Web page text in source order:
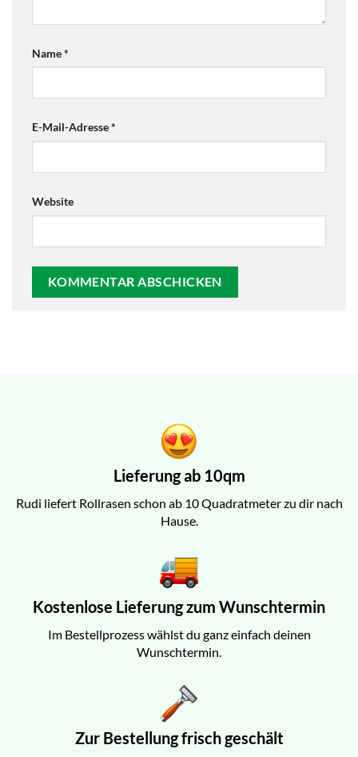
Name*
E-Mail-Adresse*
Website
Lieferung ab 10qm
Rudi liefert Rollrasen schon ab 10 Quadratmeter zu dir nach
Hause.
Kostenlose Lieferung zum Wunschtermin
Im Bestellprozess wählst du ganz einfach deinen
Wunschtermin.
Zur Bestellung frisch geschält